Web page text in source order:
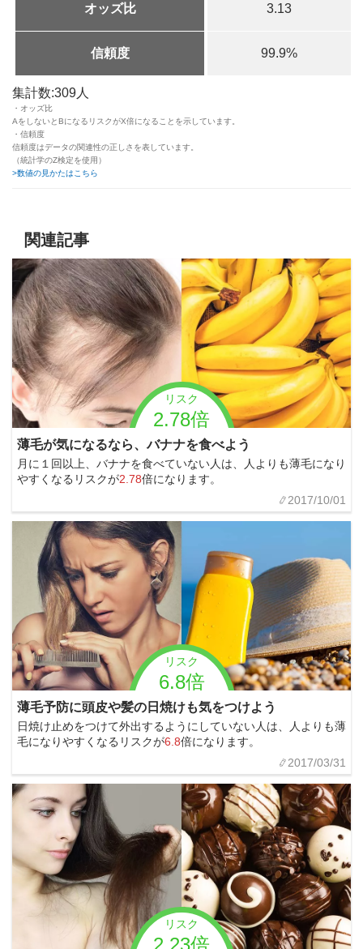
オッズ比 3.13
信頼度 99.9%
集計数:309人
・オッズ比
AをしないとBになるリスクがX倍になることを示しています。
・信頼度
信頼度はデータの関連性の正しさを表しています。
（統計学のZ検定を使用）
>数値の見かたはこちら
関連記事
リスク
2.78倍
薄毛が気になるなら、バナナを食べよう
月に１回以上、バナナを食べていない人は、人よりも薄毛になり
やすくなるリスクが2.78倍になります。
2017/10/01
リスク
6.8倍
薄毛予防に頭皮や髪の日焼けも気をつけよう
日焼け止めをつけて外出するようにしていない人は、人よりも薄
毛になりやすくなるリスクが6.8倍になります。
2017/03/31
リスク
2.23倍